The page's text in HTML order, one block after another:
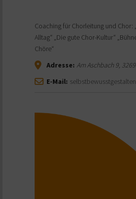
Coaching für Chorleitung und Chor:
Alltag“ „Die gute Chor-Kultur“
Chöre“
Adresse: Am Aschbach 9,
E-Mail: